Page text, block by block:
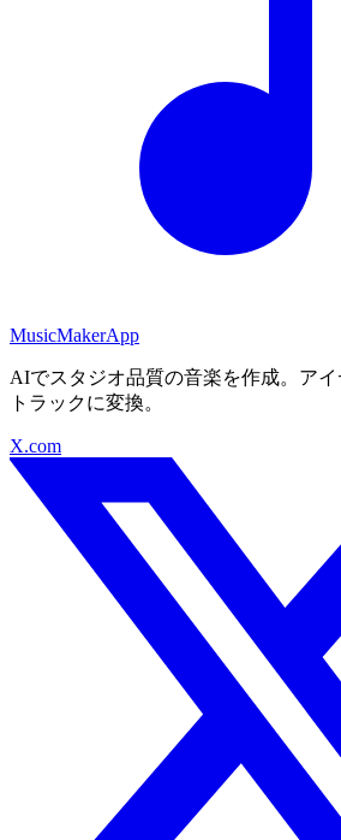
MusicMakerApp
AIでスタジオ品質の音楽を作成。ア
トラックに変換。
X.com